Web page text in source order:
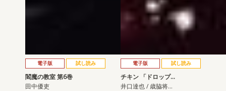
電子版 試し読み
閻魔の教室 第6巻
田中優吏
電子版 試し読み
チキン 「ドロップ…
井口達也 / 歳脇将…